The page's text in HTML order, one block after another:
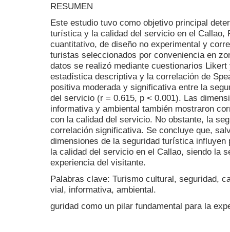
RESUMEN
Este estudio tuvo como objetivo principal
turística y la calidad del servicio en el Callao,
cuantitativo, de diseño no experimental y
turistas seleccionados por conveniencia en
datos se realizó mediante cuestionarios
estadística descriptiva y la correlación de
positiva moderada y significativa entre la
del servicio (r = 0.615, p < 0.001). Las
informativa y ambiental también mostraron
con la calidad del servicio. No obstante, la
correlación significativa. Se concluye que,
dimensiones de la seguridad turística
la calidad del servicio en el Callao, siendo la
experiencia del visitante.
Palabras clave: Turismo cultural, seguridad,
vial, informativa, ambiental.
guridad como un pilar fundamental para la